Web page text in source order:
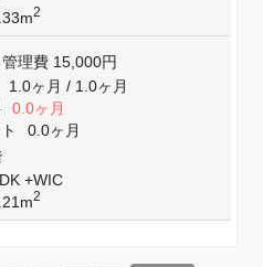
2
管理費 15,000円
1.0ヶ月/ 1.0ヶ月
0.0ヶ月
0.0ヶ月
+WIC
2